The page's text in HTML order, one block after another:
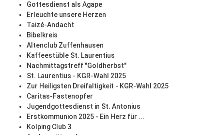
Gottesdienst als Agape
Erleuchte unsere Herzen
Taizé-Andacht
Bibelkreis
Altenclub Zuffenhausen
Kaffeestüble St. Laurentius
Nachmittagstreff "Goldherbst"
St. Laurentius - KGR-Wahl 2025
Zur Heiligsten Dreifaltigkeit - KGR-Wahl 2025
Caritas-Fastenopfer
Jugendgottesdienst in St. Antonius
Erstkommunion 2025 - Ein Herz für ...
Kolping Club 3